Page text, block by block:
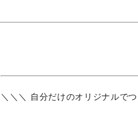
＼＼＼ 自分だけのオリジナルで